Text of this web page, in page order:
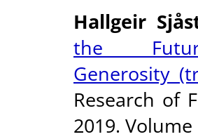
Hallgeir
the
Generosity
Research of
2019. Volume